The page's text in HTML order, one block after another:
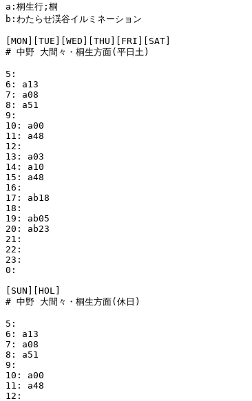
a:桐生行;桐
b:わたらせ渓谷イルミネーション
[MON][TUE][WED][THU][FRI][SAT]
# 中野 大間々・桐生方面(平日土)
5:
6: a13
7: a08
8: a51
9:
10: a00
11: a48
12:
13: a03
14: a10
15: a48
16:
17: ab18
18:
19: ab05
20: ab23
21:
22:
23:
0:
[SUN][HOL]
# 中野 大間々・桐生方面(休日)
5:
6: a13
7: a08
8: a51
9:
10: a00
11: a48
12: